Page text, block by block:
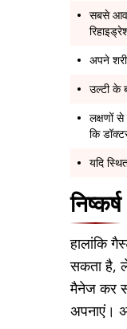
सबसे
अपने
उल्टी के
लक्षणों
कि
यदि
निष्कर्ष
हालांकि
सकता है,
मैनेज कर
अपनाएं।